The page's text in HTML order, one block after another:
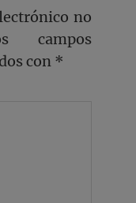
no
campos
con *